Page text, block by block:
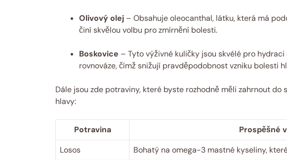
Olivový olej – Obsahuje oleocanthal, látku, která má
činí skvělou volbu pro zmírnění bolesti.
Boskovice – Tyto výživné kuličky jsou skvélé pro
rovnováze, čímž snižují pravděpodobnost vzniku bolesti
Dále jsou zde potraviny, které byste rozhodně měli zahrnout
hlavy:
Potravina
Prospěšné
Losos
Bohatý na omega-3 mastné kyseliny,